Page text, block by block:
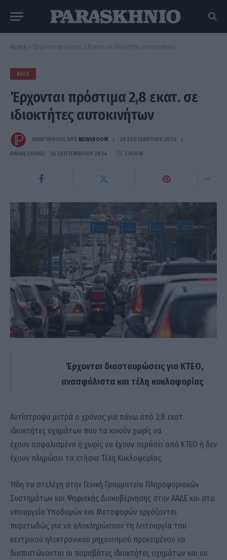
Αρχική » Έρχονται πρόστιμα 2,8 εκατ. σε ιδιοκτήτες αυτοκινήτων
AUTO
Έρχονται πρόστιμα 2,8 εκατ. σε
ιδιοκτήτες αυτοκινήτων
ΑΝΑΡΤΗΘΗΚΕ ΑΠΟ NEWSROOM 25 ΣΕΠΤΕΜΒΡΊΟΥ 2024
ΑΝΑΝΕΏΘΗΚΕ: 26 ΣΕΠΤΕΜΒΡΊΟΥ 2024 3 ΛΕΠΤΆ
Έρχονται διασταυρώσεις για ΚΤΕΟ,
ανασφάλιστα και τέλη κυκλοφορίας
Αντίστροφα μετρά ο χρόνος για πάνω από 2,8 εκατ.
ιδιοκτήτες οχημάτων που τα κινούν χωρίς να
έχουν ασφαλισμένα ή χωρίς να έχουν περάσει από ΚΤΕΟ ή δεν
έχουν πληρώσει τα ετήσια Τέλη Κυκλοφορίας.
Ήδη τα στελέχη στην Γενική Γραμματεία Πληροφοριακών
Συστημάτων και Ψηφιακής Διακυβέρνησης στην ΑΑΔΕ και στο
υπoυργείο Υποδομών και Μεταφορών εργάζονται
πυρετωδώς για να ολοκληρώσουν τη λειτουργία του
κεντρικού ηλεκτρονικού μηχανισμού προκειμένου να
διαπιστώνονται οι παραβάτες ιδιοκτήτες οχημάτων και να